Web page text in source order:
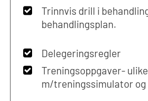
Trinnvis drill i
behandlingsplan.
Delegeringsregler
Treningsoppgaver-
m/treningssimulator og